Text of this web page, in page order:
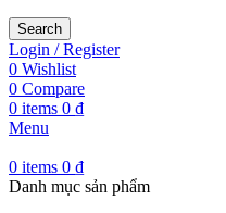
Search
Login / Register
0 Wishlist
0 Compare
0 items 0 ₫
Menu
0 items 0 ₫
Danh mục sản phẩm